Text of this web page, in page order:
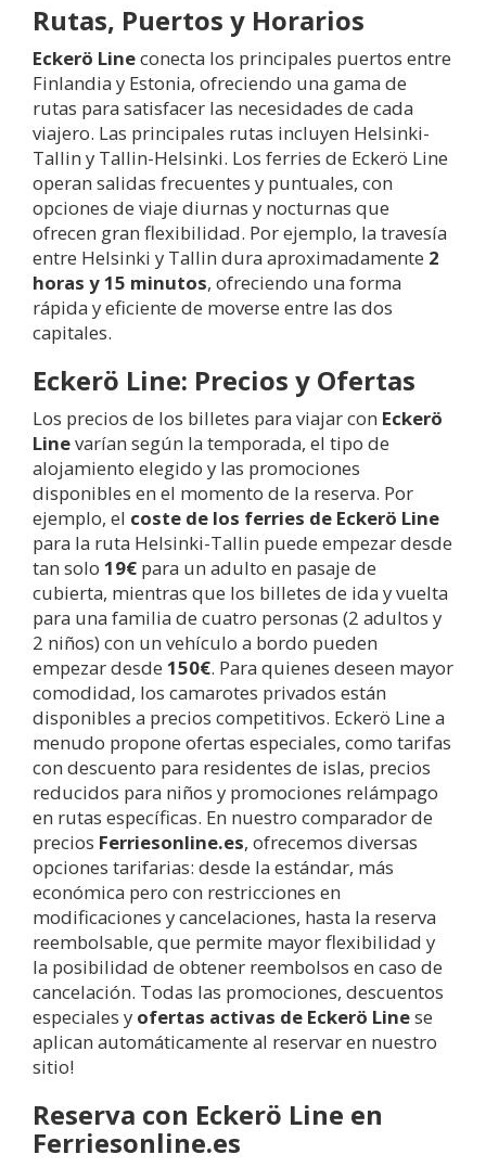
Rutas, Puertos y Horarios
Eckerö Lineconecta los principales puertos entre
Finlandia y Estonia, ofreciendo una gama de
rutas para satisfacer las necesidades de cada
viajero. Las principales rutas incluyen Helsinki-
Tallin y Tallin-Helsinki. Los ferries de Eckerö Line
operan salidas frecuentes y puntuales, con
opciones de viaje diurnas y nocturnas que
ofrecen gran flexibilidad. Por ejemplo, la travesía
entre Helsinki y Tallin dura aproximadamente 2
horas y 15 minutos, ofreciendo una forma
rápida y eficiente de moverse entre las dos
capitales.
Eckerö Line: Precios y Ofertas
Los precios de los billetes para viajar con Eckerö
Linevarían según la temporada, el tipo de
alojamiento elegido y las promociones
disponibles en el momento de la reserva. Por
ejemplo, el coste de los ferries de Eckerö Line
para la ruta Helsinki-Tallin puede empezar desde
tan solo 19€ para un adulto en pasaje de
cubierta, mientras que los billetes de ida y vuelta
para una familia de cuatro personas (2 adultos y
2 niños) con un vehículo a bordo pueden
empezar desde 150€. Para quienes deseen mayor
comodidad, los camarotes privados están
disponibles a precios competitivos. Eckerö Line a
menudo propone ofertas especiales, como tarifas
con descuento para residentes de islas, precios
reducidos para niños y promociones relámpago
en rutas específicas. En nuestro comparador de
precios Ferriesonline.es, ofrecemos diversas
opciones tarifarias: desde la estándar, más
económica pero con restricciones en
modificaciones y cancelaciones, hasta la reserva
reembolsable, que permite mayor flexibilidad y
la posibilidad de obtener reembolsos en caso de
cancelación. Todas las promociones, descuentos
especiales y ofertas activas de Eckerö Linese
aplican automáticamente al reservar en nuestro
sitio!
Reserva con Eckerö Line en
Ferriesonline.es